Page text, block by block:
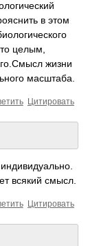
в этом
целым,
жизни
масштаба.
Цитировать
всякий смысл.
Цитировать